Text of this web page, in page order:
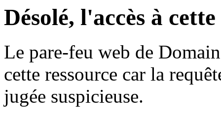
Désolé, l'accès à
Le pare-feu web de
cette ressource car la
jugée suspicieuse.